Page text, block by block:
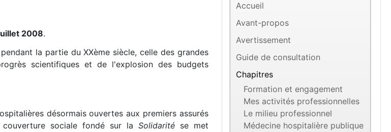
2008.
la partie du XXème siècle, celle des grandes
scientifiques et de l'explosion des budgets
désormais ouvertes aux premiers assurés
sociale fondé sur la Solidarité se met
Accueil
Avant-propos
Avertissement
Guide de consultation
Chapitres
Formation et engagement
Mes activités professionnelles
Le milieu professionnel
Médecine hospitalière publique